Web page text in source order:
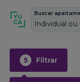
Buscar
5 Filtrar